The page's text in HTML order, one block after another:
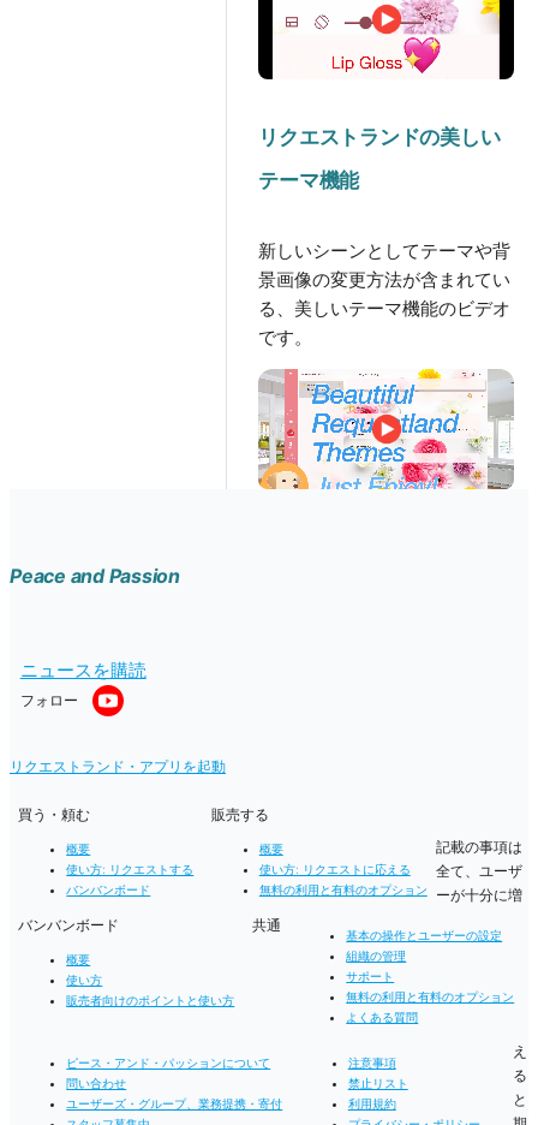
リクエストランドの美しい
テーマ機能
新しいシーンとしてテーマや背
景画像の変更方法が含まれてい
る、美しいテーマ機能のビデオ
です。
Peace and Passion
ニュースを購読
フォロー
リクエストランド・アプリを起動
買う・頼む
概要
使い方: リクエストする
バンバンボード
販売する
概要
使い方: リクエストに応える
無料の利用と有料のオプション
バンバンボード
概要
使い方
販売者向けのポイントと使い方
共通
基本の操作とユーザーの設定
組織の管理
サポート
無料の利用と有料のオプション
よくある質問
ピース・アンド・パッションについて
問い合わせ
ユーザーズ・グループ、業務提携・寄付
注意事項
禁止リスト
利用規約
記載の事項は
全て、ユーザ
ーが十分に増
え
る
と